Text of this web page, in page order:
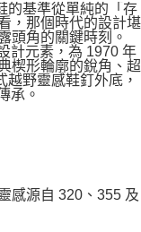
的基準從單純的「存
，那個時代的設計堪
頭角的關鍵時刻。
計元素，為 1970 年
楔形輪廓的銳角、超
野靈感鞋釘外底，
承。
感源自 320、355 及